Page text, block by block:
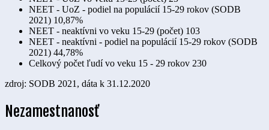
NEET - UoZ - podiel na populácií 15-29 rokov (SODB
2021) 10,87%
NEET - neaktívni vo veku 15-29 (počet) 103
NEET - neaktívni - podiel na populácií 15-29 rokov (SODB
2021) 44,78%
Celkový počet ľudí vo veku 15 - 29 rokov 230
zdroj: SODB 2021, dáta k 31.12.2020
Nezamestnanosť